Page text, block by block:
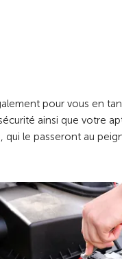
pour vous en
ainsi que votre
le passeront au